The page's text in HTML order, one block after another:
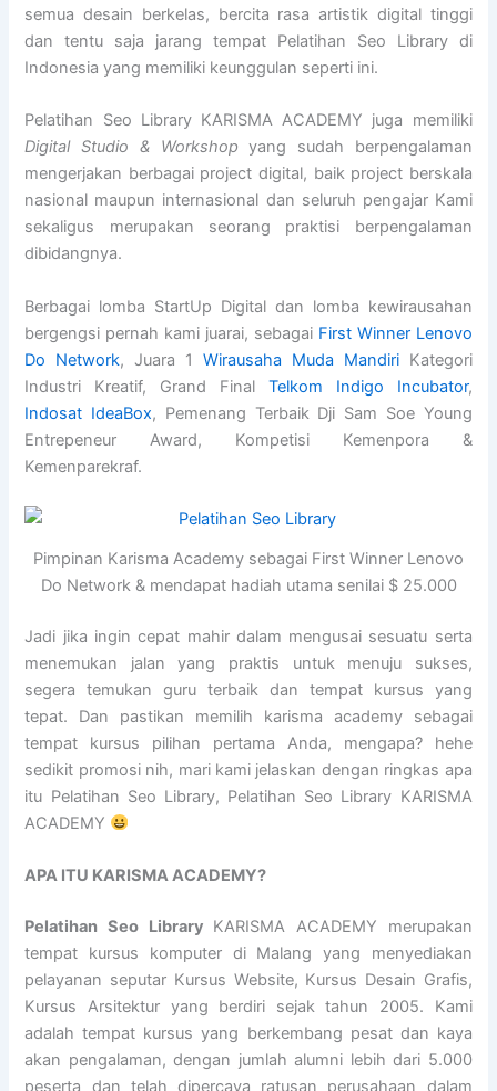
semua desain berkelas, bercita rasa artistik digital tinggi
dan tentu saja jarang tempat Pelatihan Seo Library di
Indonesia yang memiliki keunggulan seperti ini.
Pelatihan Seo Library KARISMA ACADEMY juga memiliki
Digital Studio & Workshop yang sudah berpengalaman
mengerjakan berbagai project digital, baik project berskala
nasional maupun internasional dan seluruh pengajar Kami
sekaligus merupakan seorang praktisi berpengalaman
dibidangnya.
Berbagai lomba StartUp Digital dan lomba kewirausahan
bergengsi pernah kami juarai, sebagai First Winner Lenovo
Do Network, Juara 1 Wirausaha Muda MandiriKategori
Industri Kreatif, Grand Final Telkom Indigo Incubator,
Indosat IdeaBox, Pemenang Terbaik Dji Sam Soe Young
Entrepeneur Award, Kompetisi Kemenpora &
Kemenparekraf.
Pimpinan Karisma Academy sebagai First Winner Lenovo
Do Network & mendapat hadiah utama senilai $ 25.000
Jadi jika ingin cepat mahir dalam mengusai sesuatu serta
menemukan jalan yang praktis untuk menuju sukses,
segera temukan guru terbaik dan tempat kursus yang
tepat. Dan pastikan memilih karisma academy sebagai
tempat kursus pilihan pertama Anda, mengapa? hehe
sedikit promosi nih, mari kami jelaskan dengan ringkas apa
itu Pelatihan Seo Library, Pelatihan Seo Library KARISMA
ACADEMY
APA ITU KARISMA ACADEMY?
Pelatihan Seo Library KARISMA ACADEMY merupakan
tempat kursus komputer di Malang yang menyediakan
pelayanan seputar Kursus Website, Kursus Desain Grafis,
Kursus Arsitektur yang berdiri sejak tahun 2005. Kami
adalah tempat kursus yang berkembang pesat dan kaya
akan pengalaman, dengan jumlah alumni lebih dari 5.000
peserta dan telah dipercaya ratusan perusahaan dalam